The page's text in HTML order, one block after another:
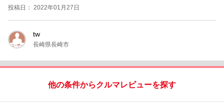
投稿日： 2022年01月27日
tw
長崎県長崎市
他の条件からクルマレビューを探す